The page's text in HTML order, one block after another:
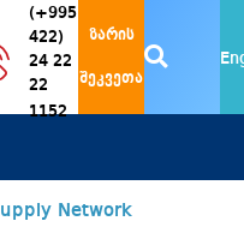
(+995
422)
24 22
22
1152
ზარის
შეკვეთა
Network